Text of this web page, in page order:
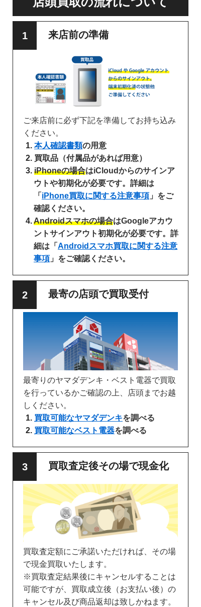
来店前の準備
ご来店前に必ず下記を準備してお持ち込み
ください。
本人確認書類の用意
買取品（付属品があれば用意）
iPhoneの場合はiCloudからのサインア
ウトや初期化が必要です。詳細は
「 iPhone買取に関する注意事項 」をご
確認ください。
Androidスマホの場合はGoogleアカウ
ントサインアウト初期化が必要です。詳
細は「 Androidスマホ買取に関する注意
事項 」をご確認ください。
最寄の店頭で買取受付
最寄りのヤマダデンキ・ベスト電器で買取
を行っているかご確認の上、店頭までお越
しください。
買取可能なヤマダデンキを調べる
買取可能なベスト電器を調べる
買取査定後その場で現金化
買取査定額にご承諾いただければ、その場
で現金買取いたします。
※買取査定結果後にキャンセルすることは
可能ですが、買取成立後（お支払い後）の
キャンセル及び商品返却は致しかねます。